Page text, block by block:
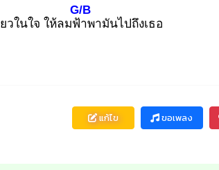
วในใจ ให้ลมฟ้า
G/B
พามันไปถึงเธอ
แก้ไข ขอเพลง